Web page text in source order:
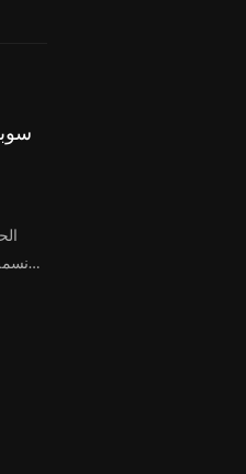
نسمة التونسية عليك انتظار 11 ثانية يقع انشاء رابط المشاهدة شاهد…